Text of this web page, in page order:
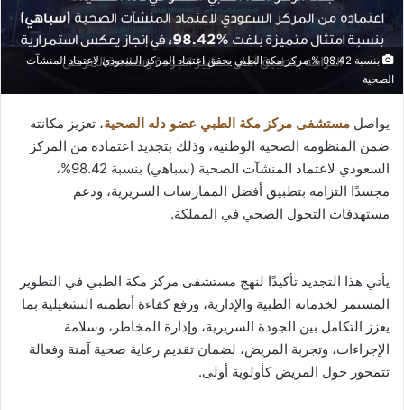
بنسبة 98.42 % مركز مكة الطبي يحقق اعتماد المركز السعودي لاعتماد المنشآت
الصحية
يواصل مستشفى مركز مكة الطبي عضو دله الصحية، تعزيز مكانته
ضمن المنظومة الصحية الوطنية، وذلك بتجديد اعتماده من المركز
السعودي لاعتماد المنشآت الصحية (سباهي) بنسبة 98.42%،
مجسدًا التزامه بتطبيق أفضل الممارسات السريرية، ودعم
مستهدفات التحول الصحي في المملكة.
يأتي هذا التجديد تأكيدًا لنهج مستشفى مركز مكة الطبي في التطوير
المستمر لخدماته الطبية والإدارية، ورفع كفاءة أنظمته التشغيلية بما
يعزز التكامل بين الجودة السريرية، وإدارة المخاطر، وسلامة
الإجراءات، وتجربة المريض، لضمان تقديم رعاية صحية آمنة وفعالة
تتمحور حول المريض كأولوية أولى.